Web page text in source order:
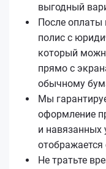
выгодный
После оплаты
полис с
который
прямо с
обычному
Мы
оформление
и навязанных
отображается
Не тратьте